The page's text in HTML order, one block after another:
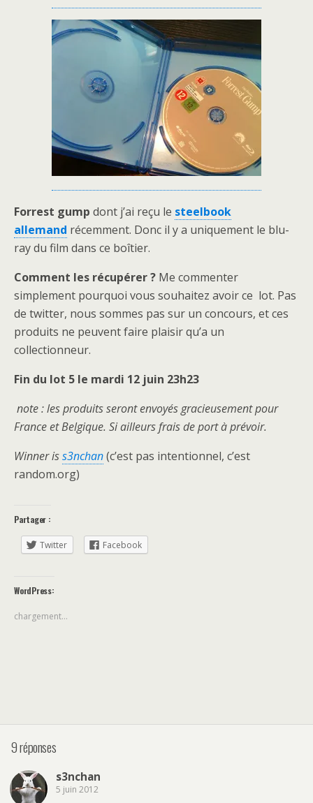
Forrest gump dont j’ai reçu le steelbook
allemand récemment. Donc il y a uniquement le blu-
ray du film dans ce boîtier.
Comment les récupérer ? Me commenter
simplement pourquoi vous souhaitez avoir ce lot. Pas
de twitter, nous sommes pas sur un concours, et ces
produits ne peuvent faire plaisir qu’a un
collectionneur.
Fin du lot 5 le mardi 12 juin 23h23
note : les produits seront envoyés gracieusement pour
France et Belgique. Si ailleurs frais de port à prévoir.
Winner iss3nchan(c’est pas intentionnel, c’est
random.org)
Partager :
Twitter Facebook
WordPress:
chargement…
9 réponses
s3nchan
5 juin 2012